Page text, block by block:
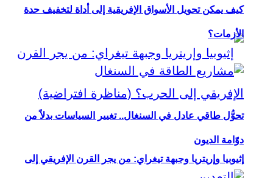
إثيوبيا وإريتريا وجبهة تيغراي: من يجر القرن الإفريقي إلى
كيف يمكن تحويل الأسواق الإفريقية إلى أداة لتخفيف حدة
الأزمات؟
تحوُّل طاقي عادل في السنغال.. تغيير السياسات بدلاً من
دوّامة الديون